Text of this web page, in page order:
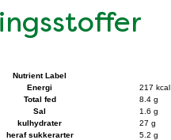
Nutrient Label
Energi
217 kcal
Total fed
8.4 g
Sal
1.6 g
kulhydrater
27 g
heraf sukkerarter
5.2 g